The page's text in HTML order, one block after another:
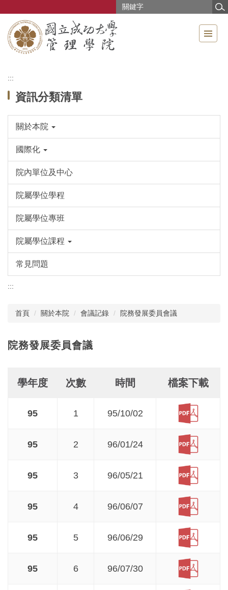
主
要
內
:::
資訊分類清單
關於本院
國際化
院內單位及中心
院屬學位學程
院屬學位專班
院屬學位課程
常見問題
:::
首頁 關於本院 會議記錄 院務發展委員會議
院務發展委員會議
學年度 次數 時間 檔案下載
95 1 95/10/02
95 2 96/01/24
95 3 96/05/21
95 4 96/06/07
95 5 96/06/29
95 6 96/07/30